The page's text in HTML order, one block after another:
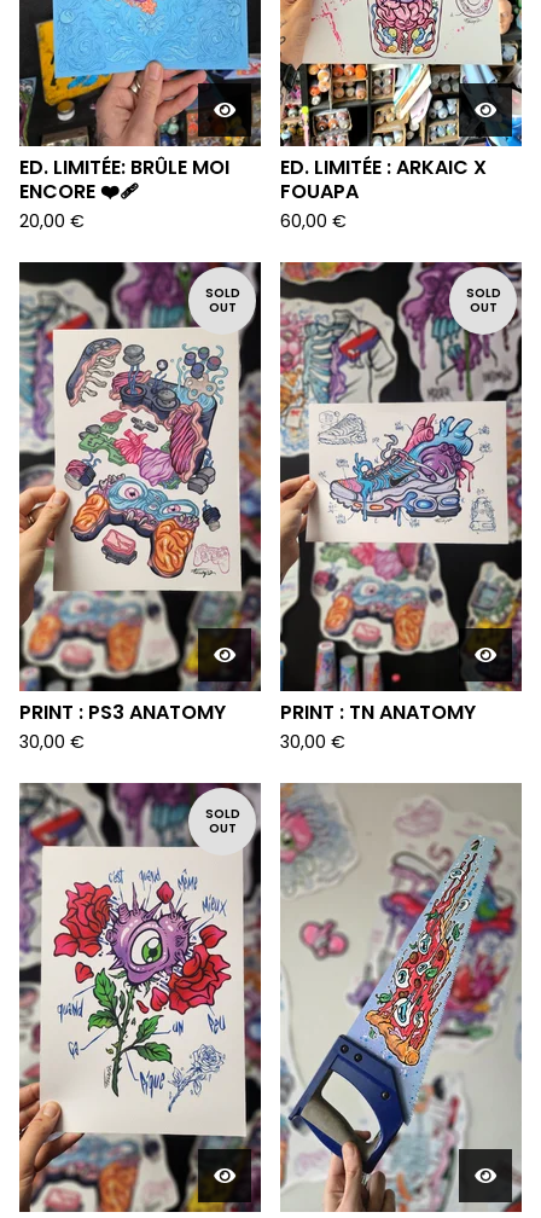
ED. LIMITÉE: BRÛLE MOI
ENCORE ❤️‍🩹
20,00 €
ED. LIMITÉE : ARKAIC X
FOUAPA
60,00 €
SOLD
OUT
PRINT : PS3 ANATOMY
30,00 €
SOLD
OUT
PRINT : TN ANATOMY
30,00 €
SOLD
OUT